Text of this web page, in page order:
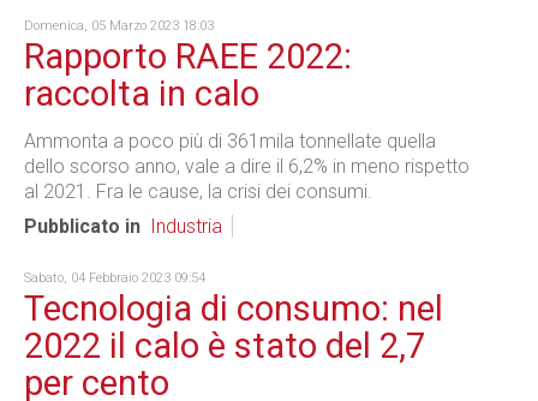
Domenica, 05 Marzo 2023 18:03
Rapporto RAEE 2022:
raccolta in calo
Ammonta a poco più di 361mila tonnellate quella
dello scorso anno, vale a dire il 6,2% in meno rispetto
al 2021. Fra le cause, la crisi dei consumi.
Pubblicato in
Industria
Sabato, 04 Febbraio 2023 09:54
Tecnologia di consumo: nel
2022 il calo è stato del 2,7
per cento